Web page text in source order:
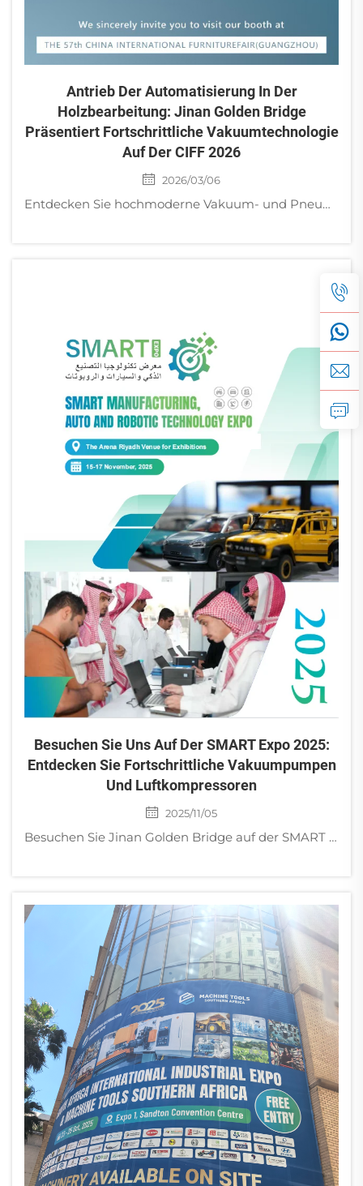
Antrieb Der Automatisierung In Der
Holzbearbeitung: Jinan Golden Bridge
Präsentiert Fortschrittliche Vakuumtechnologie
Auf Der CIFF 2026
2026/03/06
Entdecken Sie hochmoderne Vakuum- und Pneumatiktechnologie für die Holzbearbeitung auf der CIFF Guangzhou 2026. Besuchen Sie Jinan Golden Bridge am Stand S12.1F10, um Ihre Fertigung zu modernisieren.
Besuchen Sie Uns Auf Der SMART Expo 2025:
Entdecken Sie Fortschrittliche Vakuumpumpen
Und Luftkompressoren
2025/11/05
Besuchen Sie Jinan Golden Bridge auf der SMART Expo 2025 (Stand F23-F24), um leistungsstarke Wirbel-Vakuumpumpen, Trockenschieberpumpen, Schraubenkompressoren und mehr kennenzulernen. Steigern Sie Ihre Effizienz!